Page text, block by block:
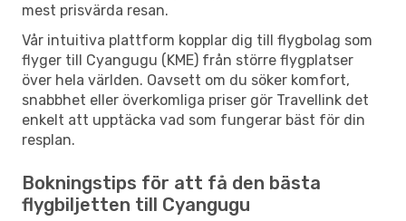
mest prisvärda resan.
Vår intuitiva plattform kopplar dig till flygbolag som
flyger till Cyangugu (KME) från större flygplatser
över hela världen. Oavsett om du söker komfort,
snabbhet eller överkomliga priser gör Travellink det
enkelt att upptäcka vad som fungerar bäst för din
resplan.
Bokningstips för att få den bästa
flygbiljetten till Cyangugu